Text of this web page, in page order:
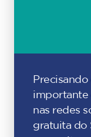
importante
nas redes
gratuita do